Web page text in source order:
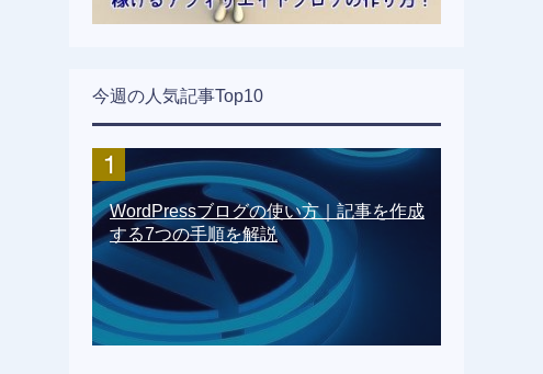
今週の人気記事Top10
WordPressブログの使い方｜記事を作成
する7つの手順を解説